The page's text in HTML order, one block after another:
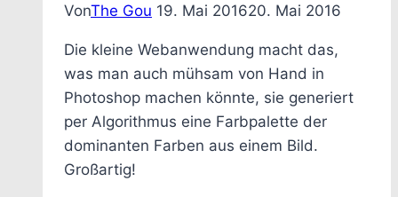
Blender
OBJ
erstellt
VonThe Gou 19. Mai 201620. Mai 2016
Die kleine Webanwendung macht das,
was man auch mühsam von Hand in
Photoshop machen könnte, sie generiert
per Algorithmus eine Farbpalette der
dominanten Farben aus einem Bild.
Großartig!